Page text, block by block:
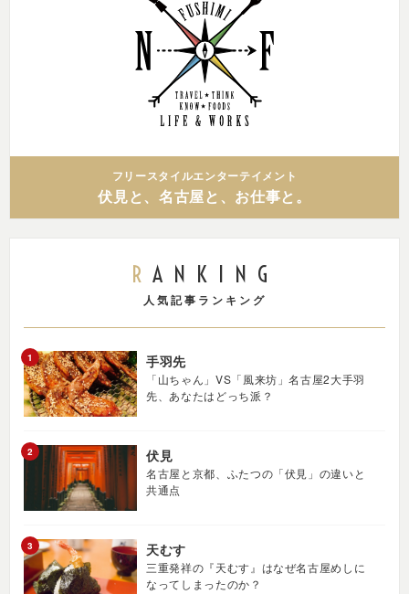
フリースタイルエンターテイメント
伏見と、名古屋と、お仕事と。
RANKING
人気記事ランキング
手羽先
「山ちゃん」VS「風来坊」名古屋2大手羽
先、あなたはどっち派？
伏見
名古屋と京都、ふたつの「伏見」の違いと
共通点
天むす
三重発祥の『天むす』はなぜ名古屋めしに
なってしまったのか？